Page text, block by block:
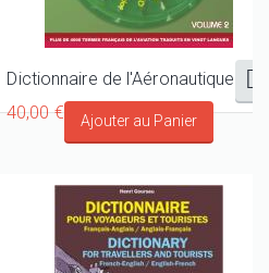
40,00 €